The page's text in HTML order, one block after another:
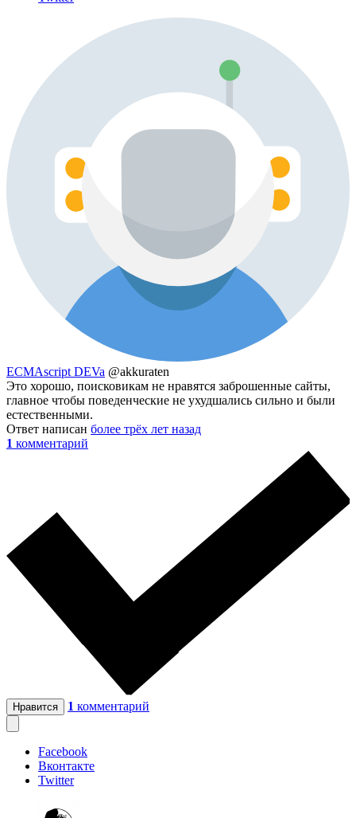
ECMAscript DEVa @akkuraten
Это хорошо, поисковикам не нравятся заброшенные сайты,
главное чтобы поведенческие не ухудшались сильно и были
естественными.
Ответ написан более трёх лет назад
1 комментарий
Нравится 1 комментарий
Facebook
Вконтакте
Twitter